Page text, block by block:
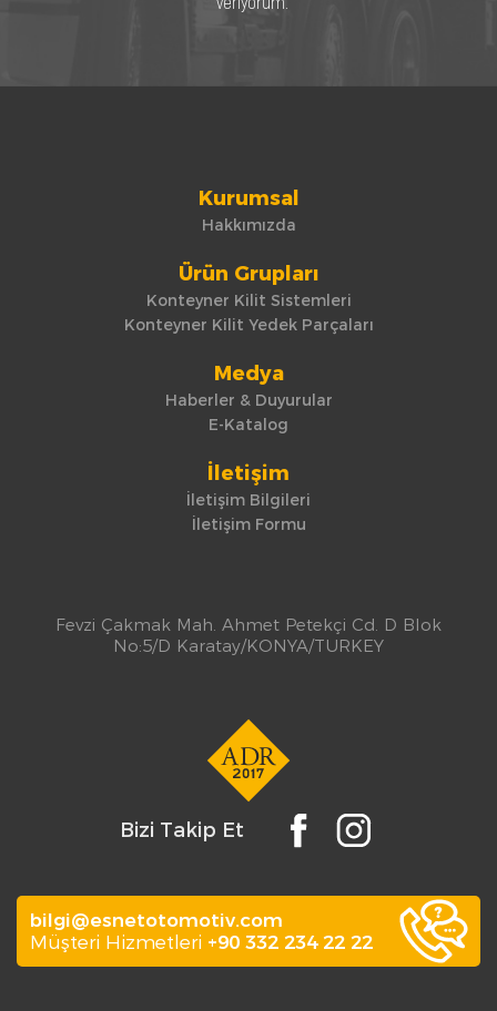
Kurumsal
Hakkımızda
Ürün Grupları
Konteyner Kilit Sistemleri
Konteyner Kilit Yedek Parçaları
Medya
Haberler & Duyurular
E-Katalog
İletişim
İletişim Bilgileri
İletişim Formu
Fevzi Çakmak Mah. Ahmet Petekçi Cd. D Blok
No:5/D Karatay/KONYA/TURKEY
Bizi Takip Et
bilgi@esnetotomotiv.com
Müşteri Hizmetleri +90 332 234 22 22